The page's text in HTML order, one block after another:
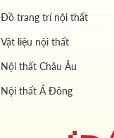
Đồ trang trí nội thất
Vật liệu nội thất
Nội thất Châu Âu
Nội thất Á Đông